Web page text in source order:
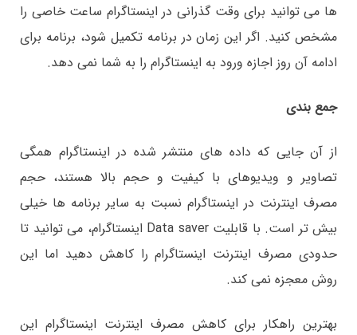
ها می توانید برای وقت گذرانی در اینستاگرام ساعت خاصی را
مشخص کنید. اگر این زمان در برنامه تکمیل شود، برنامه برای
ادامه آن روز اجازه ورود به اینستاگرام را به شما نمی دهد.
جمع بندی
از آن جایی که داده های منتشر شده در اینستاگرام همگی
تصاویر و ویدیوهای با کیفیت و حجم بالا هستند، حجم
مصرف اینترنت در اینستاگرام نسبت به سایر برنامه ها خیلی
بیش تر است. با قابلیت Data saver اینستاگرام، می توانید تا
حدودی مصرف اینترنت اینستاگرام را کاهش دهید اما این
روش معجزه نمی کند.
بهترین راهکار برای کاهش مصرف اینترنت اینستاگرام این